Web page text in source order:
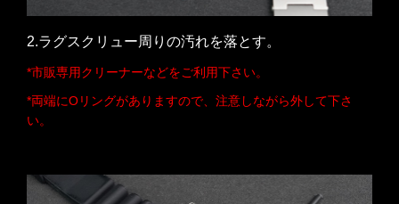
2.ラグスクリュー周りの汚れを落とす。
*市販専用クリーナーなどをご利用下さい。
*両端にOリングがありますので、注意しながら外して下さ
い。